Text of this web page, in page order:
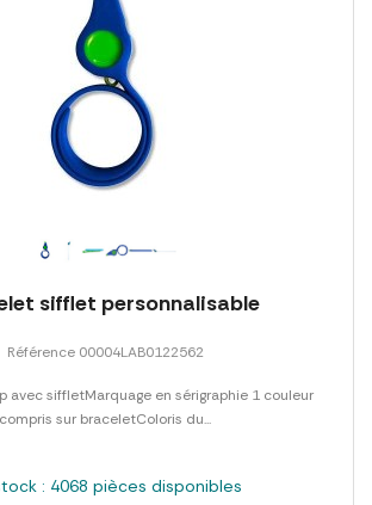
sifflet personnalisable
Référence 00004LAB0122562
avec siffletMarquage en sérigraphie 1 couleur
compris sur braceletColoris du...
: 4068 pièces disponibles